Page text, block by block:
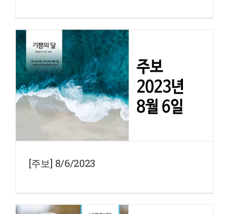
[주보] 8/6/2023